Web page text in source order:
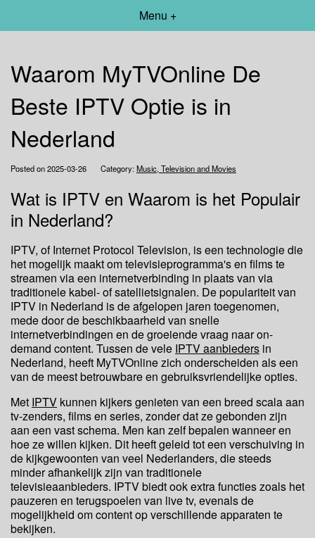
Menu +
Waarom MyTVOnline De
Beste IPTV Optie is in
Nederland
Posted on 2025-03-26 Category:Music, Television and Movies
Wat is IPTV en Waarom is het Populair
in Nederland?
IPTV, of Internet Protocol Television, is een technologie die
het mogelijk maakt om televisieprogramma's en films te
streamen via een internetverbinding in plaats van via
traditionele kabel- of satellietsignalen. De populariteit van
IPTV in Nederland is de afgelopen jaren toegenomen,
mede door de beschikbaarheid van snelle
internetverbindingen en de groeiende vraag naar on-
demand content. Tussen de vele IPTV aanbieders in
Nederland, heeft MyTVOnline zich onderscheiden als een
van de meest betrouwbare en gebruiksvriendelijke opties.
Met IPTV kunnen kijkers genieten van een breed scala aan
tv-zenders, films en series, zonder dat ze gebonden zijn
aan een vast schema. Men kan zelf bepalen wanneer en
hoe ze willen kijken. Dit heeft geleid tot een verschuiving in
de kijkgewoonten van veel Nederlanders, die steeds
minder afhankelijk zijn van traditionele
televisieaanbieders. IPTV biedt ook extra functies zoals het
pauzeren en terugspoelen van live tv, evenals de
mogelijkheid om content op verschillende apparaten te
bekijken.